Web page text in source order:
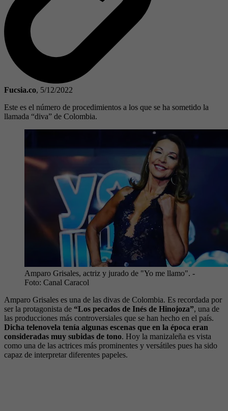
Fucsia.co, 5/12/2022
Este es el número de procedimientos a los que se ha sometido la
llamada “diva” de Colombia.
Amparo Grisales, actriz y jurado de "Yo me llamo". -
Foto: Canal Caracol
Amparo Grisales es una de las divas de Colombia. Es recordada por
ser la protagonista de “Los pecados de Inés de Hinojoza”, una de
las producciones más controversiales que se han hecho en el país.
Dicha telenovela tenía algunas escenas que en la época eran
consideradas muy subidas de tono. Hoy la manizaleña es vista
como una de las actrices más prominentes y versátiles pues ha sido
capaz de interpretar diferentes papeles.